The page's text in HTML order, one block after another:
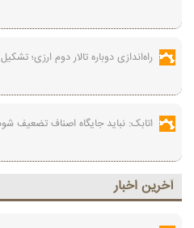
راه‌اندازی دوباره تالار دوم ارزی؛
اتابک: نباید جایگاه اصناف تضعیف
آخرين اخبار